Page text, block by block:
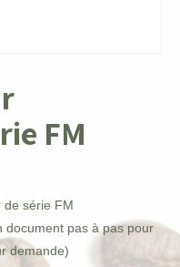
FM
de série FM
document pas à pas pour
demande)